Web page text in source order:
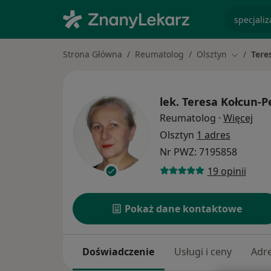
Strona Główna Reumatolog Olsztyn Zmień
lek. Teresa Kołcun-
Reumatolog · Więcej
Olsztyn 1 adres
Nr PWZ: 7195858
19 opinii
Pokaż dane kontaktowe
Doświadczenie Usługi i ceny